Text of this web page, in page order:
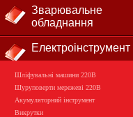
Зварювальне
обладнання
Електроінструмент
Шліфувальні машини 220В
Шуруповерти мережеві 220В
Акумуляторний інструмент
Викрутки